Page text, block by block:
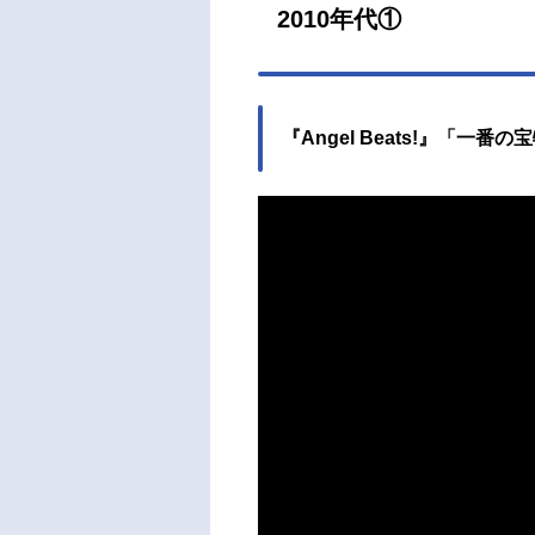
2010年代①
『Angel Beats!』「一番の